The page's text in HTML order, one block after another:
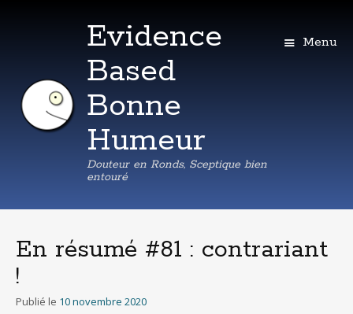
Evidence
Based
Bonne
Humeur
Douteur en Ronds, Sceptique bien
entouré
Menu
principal
En résumé #81 : contrariant
!
Publié le 10 novembre 2020